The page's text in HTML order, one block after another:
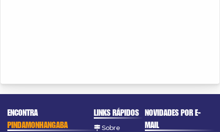
ENCONTRA
PINDAMONHANGABA
LINKS RÁPIDOS
Sobre
NOVIDADES POR E-
MAIL